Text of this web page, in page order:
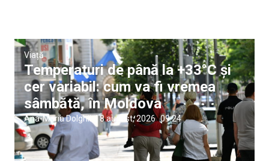
Viață
Temperaturi de până la +33°C și
cer variabil: cum va fi vremea
sâmbătă, în Moldova
Ana-Maria Dolghii |8 august, 2026 09:24